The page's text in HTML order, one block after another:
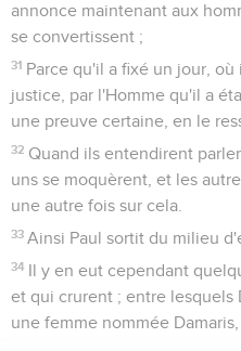
annonce maintenant aux
se convertissent ;
31 Parce qu'il a fixé un jour,
justice, par l'Homme qu'il a
une preuve certaine, en le
32 Quand ils entendirent
uns se moquèrent, et les
une autre fois sur cela.
33 Ainsi Paul sortit du milieu
34 Il y en eut cependant
et qui crurent ; entre lesquels
une femme nommée